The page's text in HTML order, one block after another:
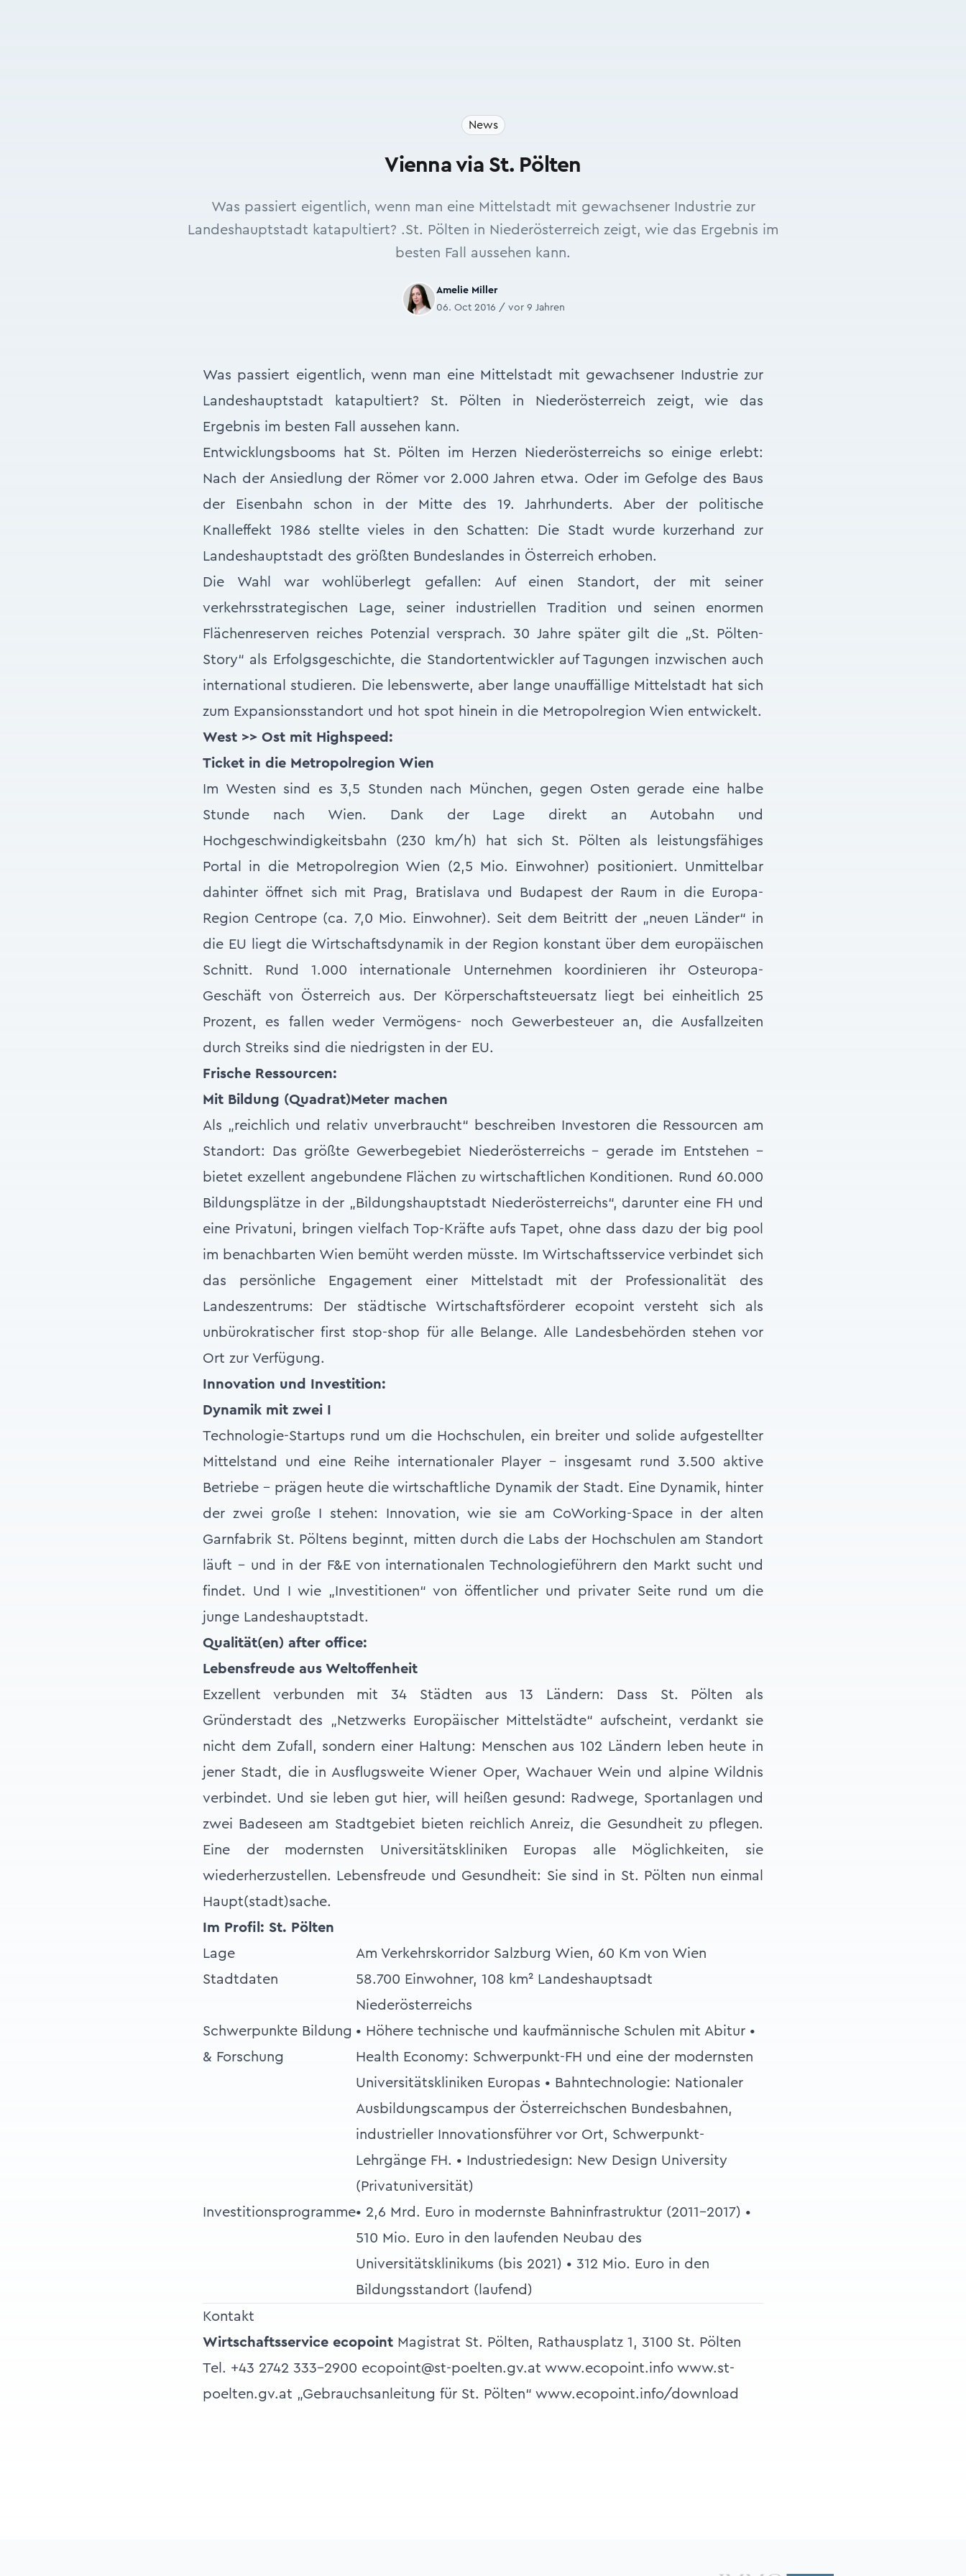
News
Vienna via St. Pölten
Was passiert eigentlich, wenn man eine Mittelstadt mit gewachsener Industrie zur
Landeshauptstadt katapultiert? .St. Pölten in Niederösterreich zeigt, wie das Ergebnis im
besten Fall aussehen kann.
Amelie Miller
06. Oct 2016 / vor 9 Jahren
Was passiert eigentlich, wenn man eine Mittelstadt mit gewachsener Industrie zur
Landeshauptstadt katapultiert? St. Pölten in Niederösterreich zeigt, wie das
Ergebnis im besten Fall aussehen kann.
Entwicklungsbooms hat St. Pölten im Herzen Niederösterreichs so einige erlebt:
Nach der Ansiedlung der Römer vor 2.000 Jahren etwa. Oder im Gefolge des Baus
der Eisenbahn schon in der Mitte des 19. Jahrhunderts. Aber der politische
Knalleffekt 1986 stellte vieles in den Schatten: Die Stadt wurde kurzerhand zur
Landeshauptstadt des größten Bundeslandes in Österreich erhoben.
Die Wahl war wohlüberlegt gefallen: Auf einen Standort, der mit seiner
verkehrsstrategischen Lage, seiner industriellen Tradition und seinen enormen
Flächenreserven reiches Potenzial versprach. 30 Jahre später gilt die „St. Pölten-
Story“ als Erfolgsgeschichte, die Standortentwickler auf Tagungen inzwischen auch
international studieren. Die lebenswerte, aber lange unauffällige Mittelstadt hat sich
zum Expansionsstandort und hot spot hinein in die Metropolregion Wien entwickelt.
West >> Ost mit Highspeed:
Ticket in die Metropolregion Wien
Im Westen sind es 3,5 Stunden nach München, gegen Osten gerade eine halbe
Stunde nach Wien. Dank der Lage direkt an Autobahn und
Hochgeschwindigkeitsbahn (230 km/h) hat sich St. Pölten als leistungsfähiges
Portal in die Metropolregion Wien (2,5 Mio. Einwohner) positioniert. Unmittelbar
dahinter öffnet sich mit Prag, Bratislava und Budapest der Raum in die Europa-
Region Centrope (ca. 7,0 Mio. Einwohner). Seit dem Beitritt der „neuen Länder“ in
die EU liegt die Wirtschaftsdynamik in der Region konstant über dem europäischen
Schnitt. Rund 1.000 internationale Unternehmen koordinieren ihr Osteuropa-
Geschäft von Österreich aus. Der Körperschaftsteuersatz liegt bei einheitlich 25
Prozent, es fallen weder Vermögens- noch Gewerbesteuer an, die Ausfallzeiten
durch Streiks sind die niedrigsten in der EU.
Frische Ressourcen:
Mit Bildung (Quadrat)Meter machen
Als „reichlich und relativ unverbraucht“ beschreiben Investoren die Ressourcen am
Standort: Das größte Gewerbegebiet Niederösterreichs – gerade im Entstehen –
bietet exzellent angebundene Flächen zu wirtschaftlichen Konditionen. Rund 60.000
Bildungsplätze in der „Bildungshauptstadt Niederösterreichs“, darunter eine FH und
eine Privatuni, bringen vielfach Top-Kräfte aufs Tapet, ohne dass dazu der big pool
im benachbarten Wien bemüht werden müsste. Im Wirtschaftsservice verbindet sich
das persönliche Engagement einer Mittelstadt mit der Professionalität des
Landeszentrums: Der städtische Wirtschaftsförderer ecopoint versteht sich als
unbürokratischer first stop-shop für alle Belange. Alle Landesbehörden stehen vor
Ort zur Verfügung.
Innovation und Investition:
Dynamik mit zwei I
Technologie-Startups rund um die Hochschulen, ein breiter und solide aufgestellter
Mittelstand und eine Reihe internationaler Player – insgesamt rund 3.500 aktive
Betriebe – prägen heute die wirtschaftliche Dynamik der Stadt. Eine Dynamik, hinter
der zwei große I stehen: Innovation, wie sie am CoWorking-Space in der alten
Garnfabrik St. Pöltens beginnt, mitten durch die Labs der Hochschulen am Standort
läuft – und in der F&E von internationalen Technologieführern den Markt sucht und
findet. Und I wie „Investitionen“ von öffentlicher und privater Seite rund um die
junge Landeshauptstadt.
Qualität(en) after office:
Lebensfreude aus Weltoffenheit
Exzellent verbunden mit 34 Städten aus 13 Ländern: Dass St. Pölten als
Gründerstadt des „Netzwerks Europäischer Mittelstädte“ aufscheint, verdankt sie
nicht dem Zufall, sondern einer Haltung: Menschen aus 102 Ländern leben heute in
jener Stadt, die in Ausflugsweite Wiener Oper, Wachauer Wein und alpine Wildnis
verbindet. Und sie leben gut hier, will heißen gesund: Radwege, Sportanlagen und
zwei Badeseen am Stadtgebiet bieten reichlich Anreiz, die Gesundheit zu pflegen.
Eine der modernsten Universitätskliniken Europas alle Möglichkeiten, sie
wiederherzustellen. Lebensfreude und Gesundheit: Sie sind in St. Pölten nun einmal
Haupt(stadt)sache.
Im Profil: St. Pölten
Lage
Am Verkehrskorridor Salzburg Wien, 60 Km von Wien
Stadtdaten
58.700 Einwohner, 108 km² Landeshauptsadt
Niederösterreichs
Schwerpunkte Bildung
& Forschung
• Höhere technische und kaufmännische Schulen mit Abitur •
Health Economy: Schwerpunkt-FH und eine der modernsten
Universitätskliniken Europas • Bahntechnologie: Nationaler
Ausbildungscampus der Österreichschen Bundesbahnen,
industrieller Innovationsführer vor Ort, Schwerpunkt-
Lehrgänge FH. • Industriedesign: New Design University
(Privatuniversität)
Investitionsprogramme• 2,6 Mrd. Euro in modernste Bahninfrastruktur (2011–2017) •
510 Mio. Euro in den laufenden Neubau des
Universitätsklinikums (bis 2021) • 312 Mio. Euro in den
Bildungsstandort (laufend)
Kontakt
Wirtschaftsservice ecopoint Magistrat St. Pölten, Rathausplatz 1, 3100 St. Pölten
Tel. +43 2742 333-2900 ecopoint@st-poelten.gv.at www.ecopoint.info www.st-
poelten.gv.at „Gebrauchsanleitung für St. Pölten“ www.ecopoint.info/download